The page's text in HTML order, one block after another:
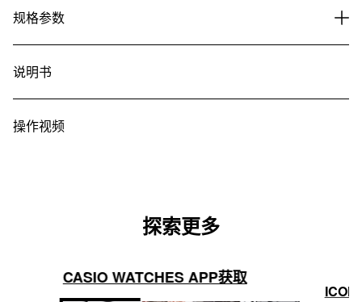
规格参数
说明书
操作视频
探索更多
CASIO WATCHES APP获取